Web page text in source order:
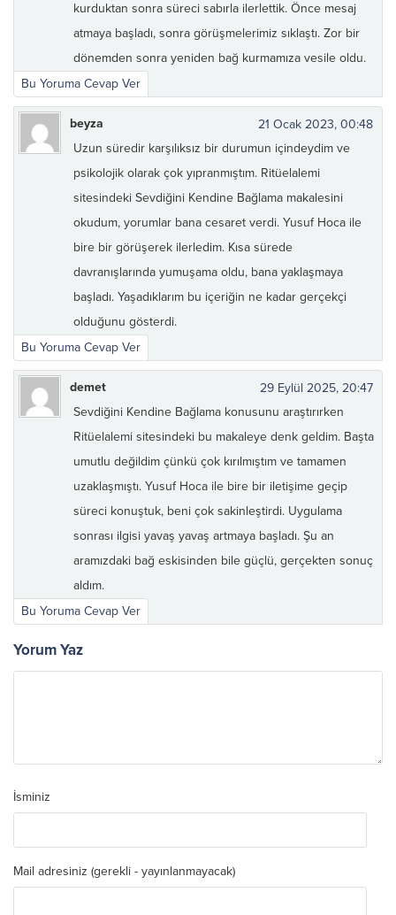
kurduktan sonra süreci sabırla ilerlettik. Önce mesaj
atmaya başladı, sonra görüşmelerimiz sıklaştı. Zor bir
dönemden sonra yeniden bağ kurmamıza vesile oldu.
Bu Yoruma Cevap Ver
beyza
21 Ocak 2023, 00:48
Uzun süredir karşılıksız bir durumun içindeydim ve
psikolojik olarak çok yıpranmıştım. Ritüelalemi
sitesindeki Sevdiğini Kendine Bağlama makalesini
okudum, yorumlar bana cesaret verdi. Yusuf Hoca ile
bire bir görüşerek ilerledim. Kısa sürede
davranışlarında yumuşama oldu, bana yaklaşmaya
başladı. Yaşadıklarım bu içeriğin ne kadar gerçekçi
olduğunu gösterdi.
Bu Yoruma Cevap Ver
demet
29 Eylül 2025, 20:47
Sevdiğini Kendine Bağlama konusunu araştırırken
Ritüelalemi sitesindeki bu makaleye denk geldim. Başta
umutlu değildim çünkü çok kırılmıştım ve tamamen
uzaklaşmıştı. Yusuf Hoca ile bire bir iletişime geçip
süreci konuştuk, beni çok sakinleştirdi. Uygulama
sonrası ilgisi yavaş yavaş artmaya başladı. Şu an
aramızdaki bağ eskisinden bile güçlü, gerçekten sonuç
aldım.
Bu Yoruma Cevap Ver
Yorum Yaz
İsminiz
Mail adresiniz (gerekli - yayınlanmayacak)